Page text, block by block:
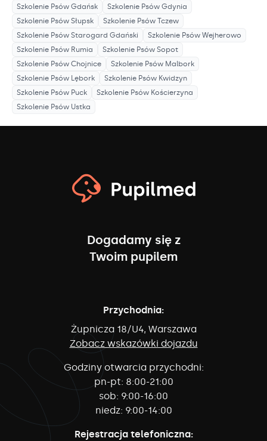
Szkolenie Psów Gdańsk Szkolenie Psów Gdynia
Szkolenie Psów Słupsk Szkolenie Psów Tczew
Szkolenie Psów Starogard Gdański Szkolenie Psów Wejherowo
Szkolenie Psów Rumia Szkolenie Psów Sopot
Szkolenie Psów Chojnice Szkolenie Psów Malbork
Szkolenie Psów Lębork Szkolenie Psów Kwidzyn
Szkolenie Psów Puck Szkolenie Psów Kościerzyna
Szkolenie Psów Ustka
Dogadamy się z
Twoim pupilem
Przychodnia:
Żupnicza 18/U4, Warszawa
Zobacz wskazówki dojazdu
Godziny otwarcia przychodni:
pn-pt: 8:00-21:00
sob: 9:00-16:00
niedz: 9:00-14:00
Rejestracja telefoniczna: